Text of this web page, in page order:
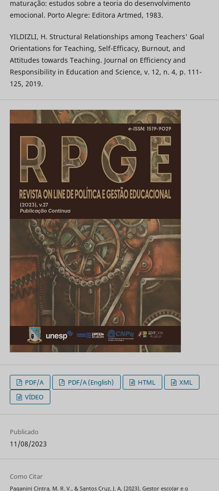
maturação: estudos sobre a teoria do desenvolvimento
emocional. Porto Alegre: Editora Artmed, 1983.
YILDIZLI, H. Structural Relationships among Teachers' Goal
Orientations for Teaching, Self-Efficacy, Burnout, and
Attitudes towards Teaching. Journal on Efficiency and
Responsibility in Education and Science, v. 12, n. 4, p. 111-
125, 2019.
PDF/A PDF/A (English) HTML
XML
VÍDEO
Publicado
11/08/2023
Como Citar
Paganini Cintra, M. R. V., & Santos Cruz, J. A. (2023). Gestor escolar e o